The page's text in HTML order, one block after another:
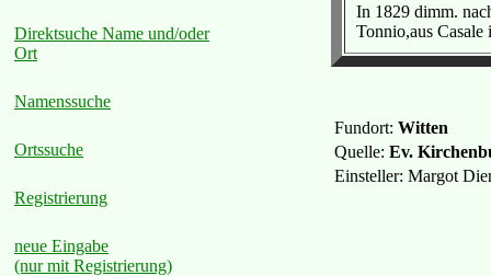
Direktsuche Name und/oder
Ort
Namenssuche
Ortssuche
Registrierung
neue Eingabe
(nur mit Registrierung)
In 1829 dimm.
Tonnio,aus
Fundort: Witten
Quelle: Ev.
Einsteller: Margot